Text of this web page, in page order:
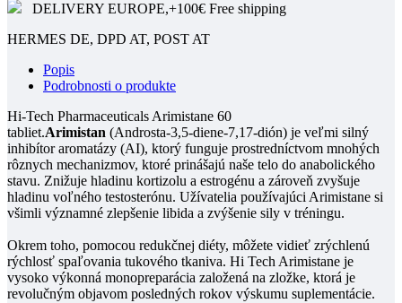
DELIVERY EUROPE,+100€ Free shipping
HERMES DE, DPD AT, POST AT
Popis
Podrobnosti o produkte
Hi-Tech Pharmaceuticals Arimistane 60
tabliet.Arimistan (Androsta-3,5-diene-7,17-dión) je veľmi silný
inhibítor aromatázy (AI), ktorý funguje prostredníctvom mnohých
rôznych mechanizmov, ktoré prinášajú naše telo do anabolického
stavu. Znižuje hladinu kortizolu a estrogénu a zároveň zvyšuje
hladinu voľného testosterónu. Užívatelia používajúci Arimistane si
všimli významné zlepšenie libida a zvýšenie sily v tréningu.
Okrem toho, pomocou redukčnej diéty, môžete vidieť zrýchlenú
rýchlosť spaľovania tukového tkaniva. Hi Tech Arimistane je
vysoko výkonná monopreparácia založená na zložke, ktorá je
revolučným objavom posledných rokov výskumu suplementácie.